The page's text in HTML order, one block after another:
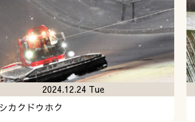
カクドウホク
2024.12.24 Tue